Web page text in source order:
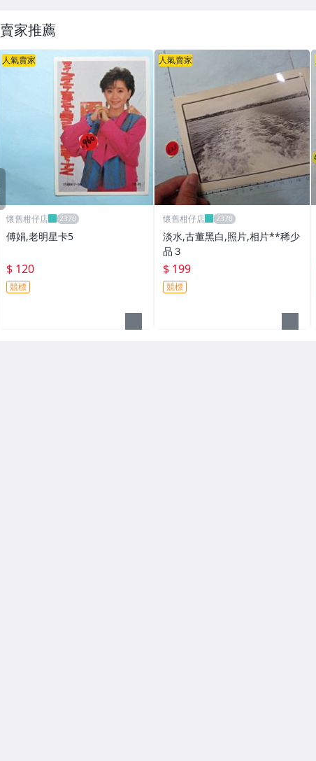
賣家推薦
人氣賣家
懷舊柑仔店
傅娟,老明星卡5
$ 120
競標
人氣賣家
懷舊柑仔店
淡水,古董黑白,照片,相片**稀少
品３
$ 199
競標